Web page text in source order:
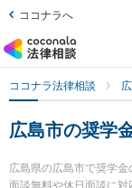
ココナラへ
ココナラ法律相談
広島市の奨学
広島県の広島市で奨学
面談無料や休日面談に